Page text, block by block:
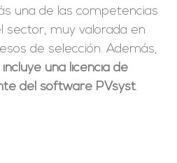
una de las competencias
sector, muy valorada en
de selección. Además,
incluye una licencia de
del software PVsyst.